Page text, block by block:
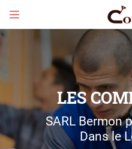

41500 Mulsans, France
02 54 78 22 09
LES
SARL Bermon
Dans le